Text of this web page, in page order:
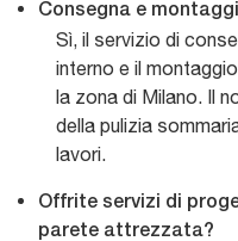
Consegna e
Sì, il servizio di
interno e il
la zona di Milano. Il
della pulizia
lavori.
Offrite servizi di
parete attrezzata?